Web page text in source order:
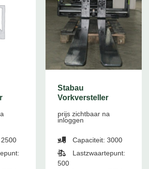
Stabau
Vorkversteller
prijs zichtbaar na
inloggen
Capaciteit: 3000
Lastzwaartepunt:
500